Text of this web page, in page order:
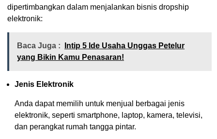
dipertimbangkan dalam menjalankan bisnis dropship
elektronik:
Baca Juga :
Intip 5 Ide Usaha Unggas Petelur
yang Bikin Kamu Penasaran!
Jenis Elektronik
Anda dapat memilih untuk menjual berbagai jenis
elektronik, seperti smartphone, laptop, kamera, televisi,
dan perangkat rumah tangga pintar.